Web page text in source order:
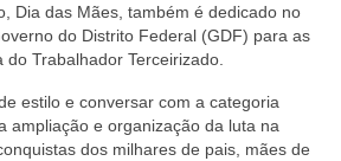
Dia das Mães, também é dedicado no
do Distrito Federal (GDF) para as
Trabalhador Terceirizado.
estilo e conversar com a categoria
ampliação e organização da luta na
dos milhares de pais, mães de